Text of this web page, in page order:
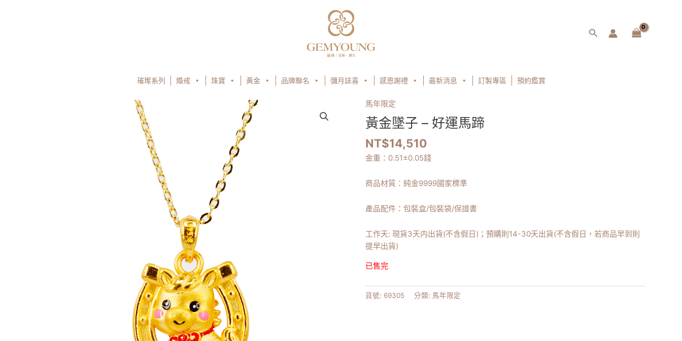
搜
璀璨系列 婚戒 珠寶 黃金 品牌聯名 彌月誌喜 感恩謝禮 最新消息 訂製專區 預約鑑賞
馬年限定
黃金墜子 – 好運馬蹄
NT$14,510
金重： 0.51±0.05錢
商品材質：純金9999國家標準
產品配件：包裝盒/包裝袋/保證書
工作天: 現貨3天内出貨(不含假日)；預購則14-30天出貨(不含假日，若商品早到則
提早出貨)
已售完
貨號: 69305 分類: 馬年限定